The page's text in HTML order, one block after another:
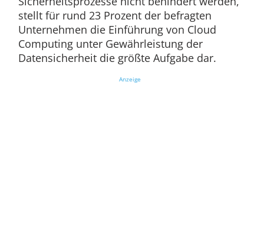
stellt für rund 23 Prozent der befragten
Unternehmen die Einführung von Cloud
Computing unter Gewährleistung der
Datensicherheit die größte Aufgabe dar.
Anzeige